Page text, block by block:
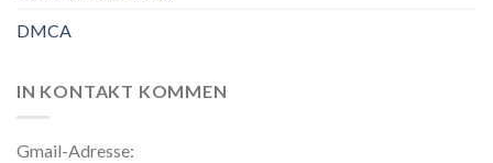
DMCA
IN KONTAKT KOMMEN
Gmail-Adresse: